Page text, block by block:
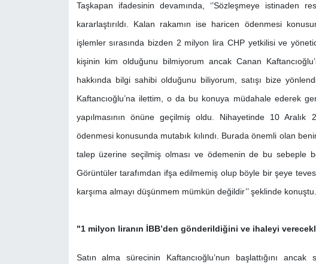
Taşkapan ifadesinin devamında, ‘’Sözleşmeye
kararlaştırıldı. Kalan rakamın ise haricen ödenmesi
işlemler sırasında bizden 2 milyon lira CHP yetkilisi ve
kişinin kim olduğunu bilmiyorum ancak Canan
hakkında bilgi sahibi olduğunu biliyorum, satışı bize
Kaftancıoğlu’na ilettim, o da bu konuya müdahale ederek
yapılmasının önüne geçilmiş oldu. Nihayetinde 10 Aralık
ödenmesi konusunda mutabık kılındı. Burada önemli olan
talep üzerine seçilmiş olması ve ödemenin de bu sebeple
Görüntüler tarafımdan ifşa edilmemiş olup böyle bir şeye
karşıma almayı düşünmem mümkün değildir’’ şeklinde konuştu.
"1 milyon liranın İBB’den gönderildiğini ve ihaleyi
Satın alma sürecinin Kaftancıoğlu’nun başlattığını